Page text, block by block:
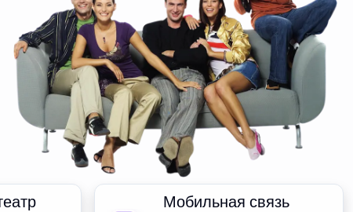
Мобильная связь